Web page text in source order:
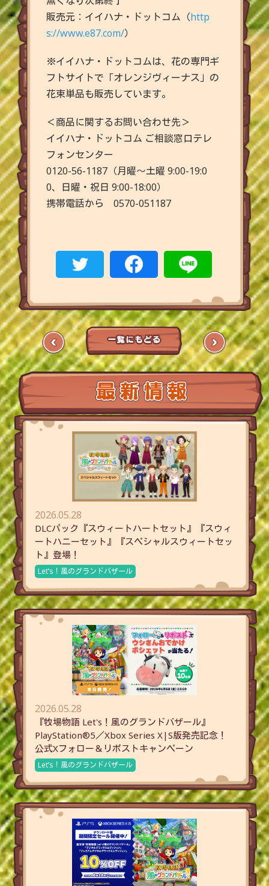
販売元：イイハナ・ドットコム（http
s://www.e87.com/）
※イイハナ・ドットコムは、花の専門ギ
フトサイトで「オレンジヴィーナス」の
花束単品も販売しています。
＜商品に関するお問い合わせ先＞
イイハナ・ドットコム ご相談窓口テレ
フォンセンター
0120-56-1187（月曜～土曜 9:00-19:0
0、日曜・祝日 9:00-18:00）
携帯電話から 0570-051187
2026.05.28
DLCパック『スウィートハートセット』『スウィ
ートハニーセット』『スペシャルスウィートセッ
ト』登場！
Let’s！風のグランドバザール
2026.05.28
『牧場物語 Let's！風のグランドバザール』
PlayStation®5／Xbox Series X|S版発売記念！
公式Xフォロー＆リポストキャンペーン
Let’s！風のグランドバザール